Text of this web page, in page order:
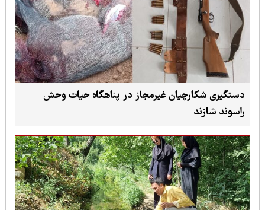
دستگیری شکارچیان غیرمجاز در پناهگاه حیات وحش
راسوند شازند